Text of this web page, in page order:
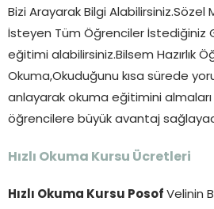
Bizi Arayarak Bilgi Alabilirsiniz.Sözel
İsteyen Tüm Öğrenciler İstediğiniz
eğitimi alabilirsiniz.Bilsem Hazırlık
Okuma,Okuduğunu kısa sürede
anlayarak okuma eğitimini almaları
öğrencilere büyük avantaj
Hızlı Okuma Kursu Ücretleri
Hızlı Okuma Kursu Posof Velinin